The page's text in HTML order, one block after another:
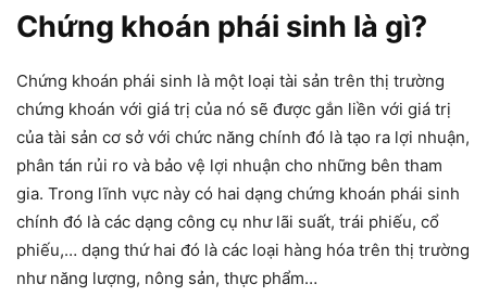
Chứng khoán phái sinh là gì?
Chứng khoán phái sinh là một loại tài sản trên thị trường
chứng khoán với giá trị của nó sẽ được gắn liền với giá trị
của tài sản cơ sở với chức năng chính đó là tạo ra lợi nhuận,
phân tán rủi ro và bảo vệ lợi nhuận cho những bên tham
gia. Trong lĩnh vực này có hai dạng chứng khoán phái sinh
chính đó là các dạng công cụ như lãi suất, trái phiếu, cổ
phiếu,… dạng thứ hai đó là các loại hàng hóa trên thị trường
như năng lượng, nông sản, thực phẩm…